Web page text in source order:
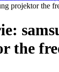
projektor the
the